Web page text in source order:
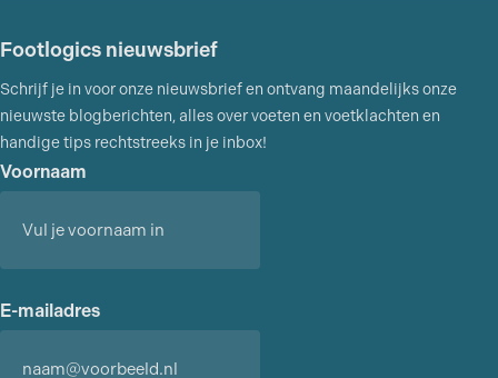
Footlogics nieuwsbrief
Schrijf je in voor onze nieuwsbrief en ontvang maandelijks onze
nieuwste blogberichten, alles over voeten en voetklachten en
handige tips rechtstreeks in je inbox!
Voornaam
E-mailadres